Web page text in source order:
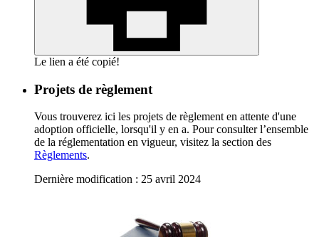
Le lien a été copié!
Projets de règlement
Vous trouverez ici les projets de règlement en attente d'une
adoption officielle, lorsqu'il y en a. Pour consulter l’ensemble
de la réglementation en vigueur, visitez la section des
Règlements.
Dernière modification : 25 avril 2024